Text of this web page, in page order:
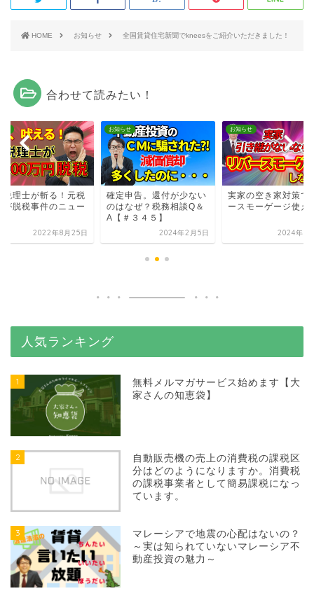
HOME お知らせ 全国賃貸住宅新聞でkneesをご紹介いただきました！
合わせて読みたい！
税理士が斬る！元税
が脱税事件のニュー
2022年8月25日
お知らせ
確定申告。還付が少ない
のはなぜ？税務相談Q＆
A【＃３４５】
2024年2月5日
お知らせ
実家の空き家対策で
ースモーゲージ使え
2024年7
人気ランキング
1
無料メルマガサービス始めます【大
家さんの知恵袋】
2
自動販売機の売上の消費税の課税区
分はどのようになりますか。消費税
の課税事業者として簡易課税になっ
ています。
3
マレーシアで地震の心配はないの？
～実は知られていないマレーシア不
動産投資の魅力～